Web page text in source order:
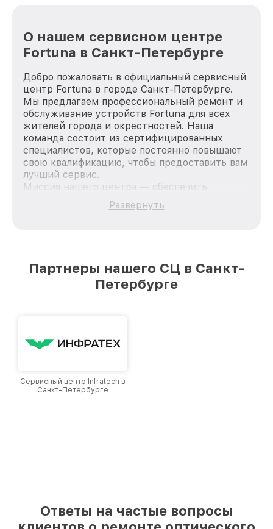
О нашем сервисном центре
Fortuna в Санкт-Петербурге
Добро пожаловать в официальный сервисный
центр Fortuna в городе Санкт-Петербурге.
Мы предлагаем профессиональный ремонт и
обслуживание устройств Fortuna для всех
жителей города и окрестностей. Наша
команда состоит из сертифицированных
специалистов, которые постоянно повышают
свою квалификацию, чтобы предоставить вам
лучший сервис.
Миссия нашего центра — обеспечить
качественный и доступный ремонт для
каждого пользователя продукции Fortuna, вне
лучшим сервисным центром Fortuna в городе
Санкт-Петербурге, постоянно повышая
Развернуть
Партнеры нашего СЦ в Санкт-
Петербурге
Сервисный центр Infratech в
Санкт-Петербурге
Ответы на частые вопросы